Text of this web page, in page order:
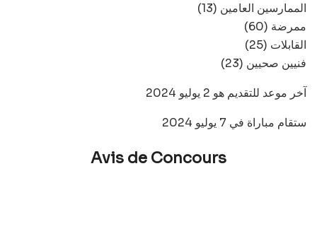
(13) الممارسين العامين
(60) ممرضة
(25) القابلات
(23) فنيين صحيين
آخر موعد للتقديم هو 2 يوليو 2024
ستقام مباراة في 7 يوليو 2024
Avis de Concours